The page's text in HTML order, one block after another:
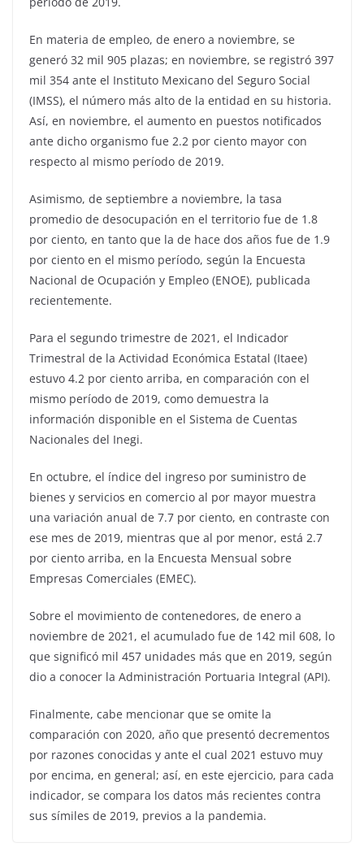
En materia de empleo, de enero a noviembre, se
generó 32 mil 905 plazas; en noviembre, se registró 397
mil 354 ante el Instituto Mexicano del Seguro Social
(IMSS), el número más alto de la entidad en su historia.
Así, en noviembre, el aumento en puestos notificados
ante dicho organismo fue 2.2 por ciento mayor con
respecto al mismo período de 2019.
Asimismo, de septiembre a noviembre, la tasa
promedio de desocupación en el territorio fue de 1.8
por ciento, en tanto que la de hace dos años fue de 1.9
por ciento en el mismo período, según la Encuesta
Nacional de Ocupación y Empleo (ENOE), publicada
recientemente.
Para el segundo trimestre de 2021, el Indicador
Trimestral de la Actividad Económica Estatal (Itaee)
estuvo 4.2 por ciento arriba, en comparación con el
mismo período de 2019, como demuestra la
información disponible en el Sistema de Cuentas
Nacionales del Inegi.
En octubre, el índice del ingreso por suministro de
bienes y servicios en comercio al por mayor muestra
una variación anual de 7.7 por ciento, en contraste con
ese mes de 2019, mientras que al por menor, está 2.7
por ciento arriba, en la Encuesta Mensual sobre
Empresas Comerciales (EMEC).
Sobre el movimiento de contenedores, de enero a
noviembre de 2021, el acumulado fue de 142 mil 608, lo
que significó mil 457 unidades más que en 2019, según
dio a conocer la Administración Portuaria Integral (API).
Finalmente, cabe mencionar que se omite la
comparación con 2020, año que presentó decrementos
por razones conocidas y ante el cual 2021 estuvo muy
por encima, en general; así, en este ejercicio, para cada
indicador, se compara los datos más recientes contra
sus símiles de 2019, previos a la pandemia.